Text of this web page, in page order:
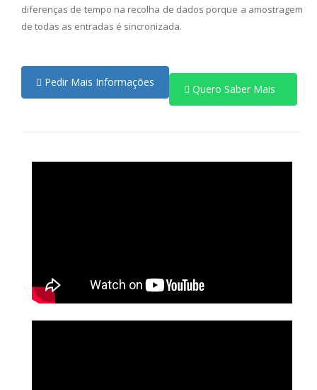
diferenças de tempo na recolha de dados porque a amostragem
de todas as entradas é sincronizada.
Pedir Mais Informações
Quero Saber Mais